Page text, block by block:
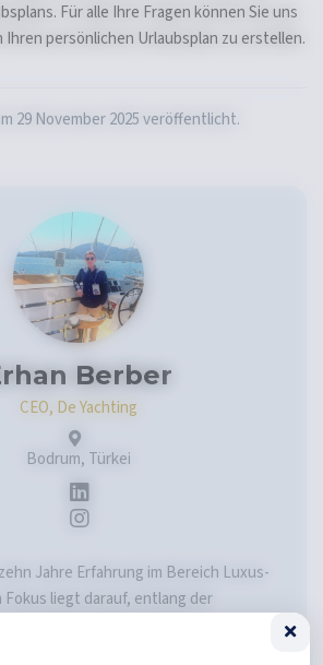
Für alle Ihre Fragen können Sie uns
persönlichen Urlaubsplan zu erstellen.
29 November 2025 veröffentlicht.
Berber
CEO, De Yachting
Bodrum, Türkei
Jahre Erfahrung im Bereich Luxus-
Fokus liegt darauf, entlang der